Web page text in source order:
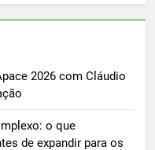
2026 com Cláudio
o que
de expandir para os